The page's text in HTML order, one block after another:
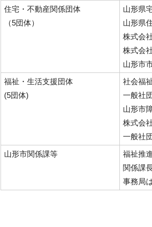
住宅・不動産関係団体
（5団体）
山形県
山形県
株式会
株式会
山形市
福祉・生活支援団体
(5団体)
社会福
一般社
山形市
株式会
一般社
山形市関係課等
福祉推
関係課
事務局